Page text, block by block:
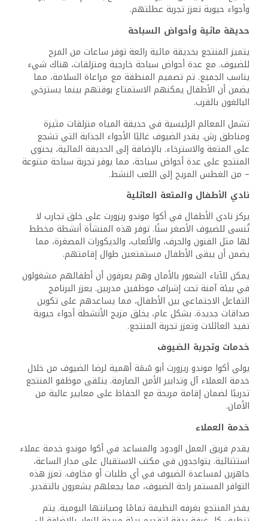
وأجواء حيوية تعزز تجربة عطلتهم.
حديقة مائية وأحواض السباحة
يتميز المنتجع بحديقة مائية رائعة توفر ساعات من المرح
للضيوف. مع عدة أحواض سباحة خارجية ومنزلقات، هناك شيء
يناسب الجميع. تم تصميم المنطقة مع مراعاة السلامة، مما
يضمن أن الأطفال يمكنهم الاستمتاع بوقتهم بينما يسترخي
البالغون بالقرب.
تشمل المعالم الرئيسية في حديقة المياه منزلقات مثيرة
ومناطق رش. يقدر الضيوف غالبًا الأجواء الجذابة التي تشجع
على المتعة والاسترخاء. بالإضافة إلى الحديقة المائية، يحتوي
المنتجع على عدة أحواض سباحة، مما يوفر تجربة سباحة متنوعة
– من الغطس المريح إلى اللعب النشط.
نادي الأطفال والمتعة العائلية
يركز نادي الأطفال في أكوا موندو ريزورت على خلق تجارب لا
تُنسى للضيوف الأصغر سنًا. توفر هذه المنشأة أنشطة مخطط
لها مثل الفنون والحرف، والألعاب، والديكورات المصغرة، مما
يضمن أن يبقى الأطفال مستمتعين طوال إقامتهم.
يمكن للآباء الشعور بالأمان وهم يعرفون أن أطفالهم مشغولون
في بيئة آمنة تحت إشراف موظفين مدربين. يعزز البرنامج
التفاعل الاجتماعي بين الأطفال، مما يساعدهم على تكوين
صداقات جديدة. بشكل عام، يخلق مزيج الأنشطة أجواء حيوية
تفيد العائلات وتعزز تجربة المنتجع.
خدمات وتجربة الضيوف
يولي أكوا موندو ريزورت أبو سُمَة أهمية لرضا الضيوف من خلال
خدمة العملاء آل وتدابير الأمن الصارمة. يتلقى موظفو المنتجع
تدريبًا لضمان إقامة مريحة مع الحفاظ على معايير عالية من
الأمان.
خدمة العملاء
يقدم فريق العمل الودود والمساعد في أكوا موندو خدمة عملاء
استثنائية. يتواجدون في مكتب الاستقبال على مدار الساعة،
جاهزين لمساعدة الضيوف في أي طلبات أو مخاوف. تعزز هذه
التوافر المستمر راحة الضيوف، مما يجعلهم يشعرون بالتقدير.
يفخر المنتجع بغرفه النظيفة تمامًا وصيانتها اليومية. يتم